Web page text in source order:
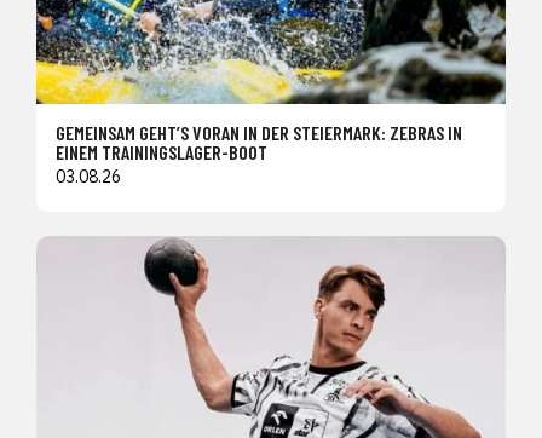
GEMEINSAM GEHT’S VORAN IN DER STEIERMARK: ZEBRAS IN
EINEM TRAININGSLAGER-BOOT
03.08.26